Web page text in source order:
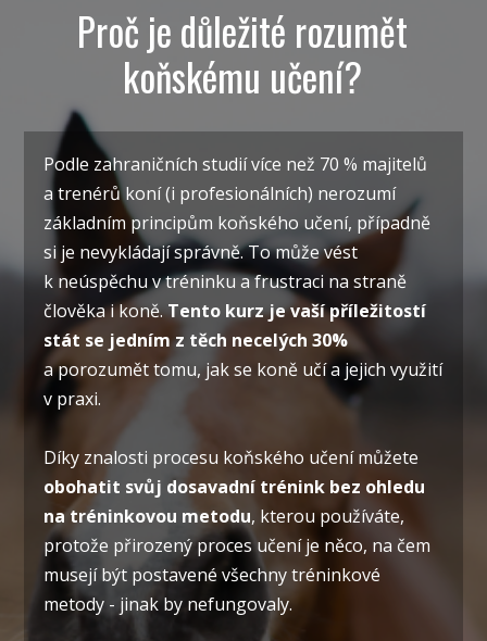
Proč je důležité rozumět
koňskému učení?
Podle zahraničních studií více než 70 % majitelů
a trenérů koní (i profesionálních) nerozumí
základním principům koňského učení, případně
si je nevykládají správně. To může vést
k neúspěchu v tréninku a frustraci na straně
člověka i koně.Tento kurz je vaší příležitostí
stát se jedním z těch necelých 30%
a porozumět tomu, jak se koně učí a jejich využití
v praxi.
Díky znalosti procesu koňského učení můžete
obohatit svůj dosavadní trénink bez ohledu
na tréninkovou metodu, kterou používáte,
protože přirozený proces učení je něco, na čem
musejí být postavené všechny tréninkové
metody - jinak by nefungovaly.